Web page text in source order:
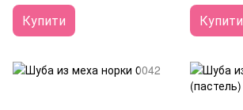
Купити Купити